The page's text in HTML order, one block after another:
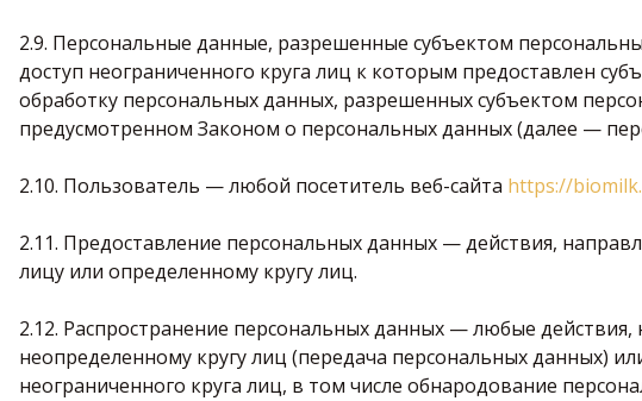
2.9. Персональные данные, разрешенные субъектом
доступ неограниченного круга лиц к которым предоставлен
обработку персональных данных, разрешенных субъектом
предусмотренном Законом о персональных данных (далее —
2.10. Пользователь — любой посетитель веб-сайта https://
2.11. Предоставление персональных данных — действия,
лицу или определенному кругу лиц.
2.12. Распространение персональных данных — любые
неопределенному кругу лиц (передача персональных данных)
неограниченного круга лиц, в том числе обнародование